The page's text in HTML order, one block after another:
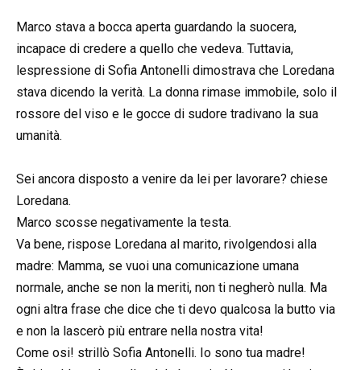
Marco stava a bocca aperta guardando la suocera,
incapace di credere a quello che vedeva. Tuttavia,
lespressione di Sofia Antonelli dimostrava che Loredana
stava dicendo la verità. La donna rimase immobile, solo il
rossore del viso e le gocce di sudore tradivano la sua
umanità.
Sei ancora disposto a venire da lei per lavorare? chiese
Loredana.
Marco scosse negativamente la testa.
Va bene, rispose Loredana al marito, rivolgendosi alla
madre: Mamma, se vuoi una comunicazione umana
normale, anche se non la meriti, non ti negherò nulla. Ma
ogni altra frase che dice che ti devo qualcosa la butto via
e non la lascerò più entrare nella nostra vita!
Come osi! strillò Sofia Antonelli. Io sono tua madre!